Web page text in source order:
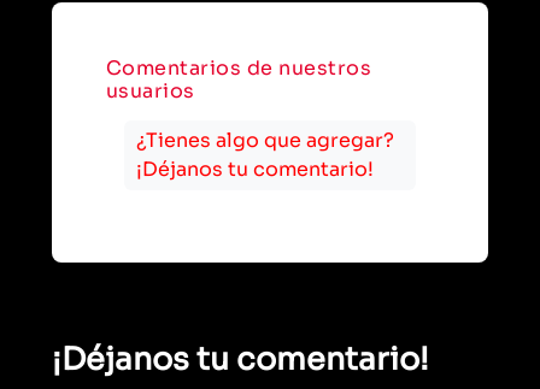
Comentarios de nuestros
usuarios
¿Tienes algo que agregar?
¡Déjanos tu comentario!
¡Déjanos tu comentario!